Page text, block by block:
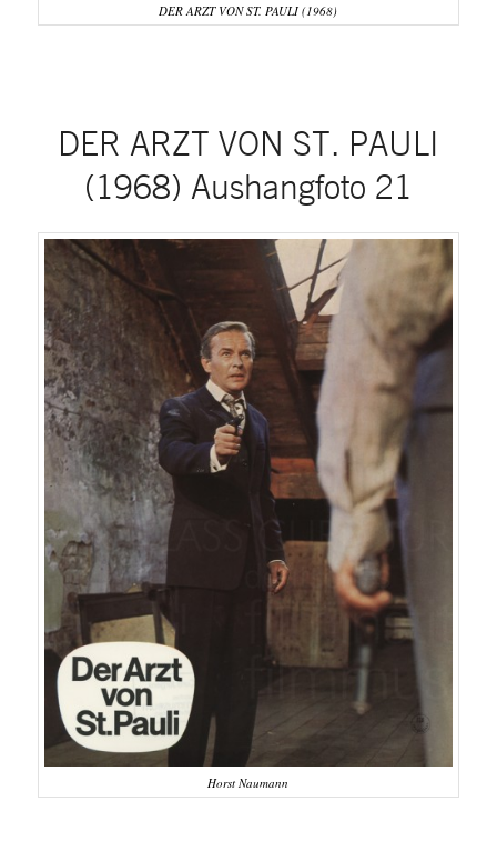
DER ARZT VON ST. PAULI (1968)
DER ARZT VON ST. PAULI
(1968) Aushangfoto 21
Horst Naumann